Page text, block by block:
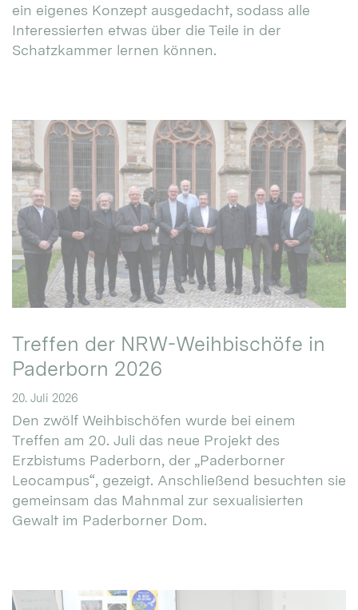
ein eigenes Konzept ausgedacht, sodass alle
Interessierten etwas über die Teile in der
Schatzkammer lernen können.
Treffen der NRW-Weihbischöfe in
Paderborn 2026
20. Juli 2026
Den zwölf Weihbischöfen wurde bei einem
Treffen am 20. Juli das neue Projekt des
Erzbistums Paderborn, der „Paderborner
Leocampus“, gezeigt. Anschließend besuchten sie
gemeinsam das Mahnmal zur sexualisierten
Gewalt im Paderborner Dom.